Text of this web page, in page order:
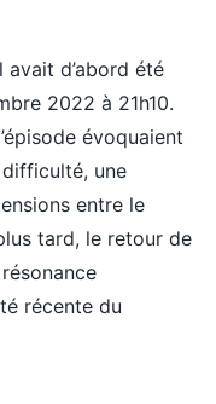
avait d’abord été
2022 à 21h10.
évoquaient
une
entre le
tard, le retour de
récente du